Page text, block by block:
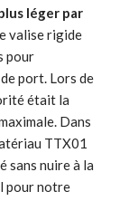
léger par
valise rigide
pour
port. Lors de
était la
Dans
TTX01
sans nuire à la
pour notre